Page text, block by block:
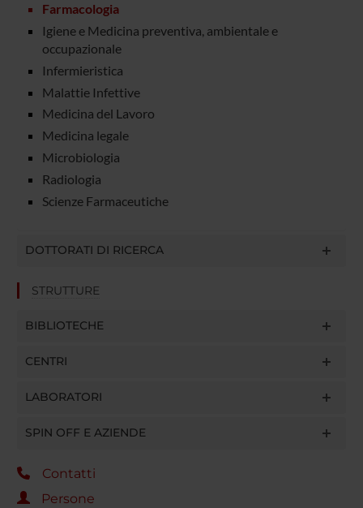
Farmacologia
Igiene e Medicina preventiva, ambientale e
occupazionale
Infermieristica
Malattie Infettive
Medicina del Lavoro
Medicina legale
Microbiologia
Radiologia
Scienze Farmaceutiche
DOTTORATI DI RICERCA
STRUTTURE
BIBLIOTECHE
CENTRI
LABORATORI
SPIN OFF E AZIENDE
Contatti
Persone